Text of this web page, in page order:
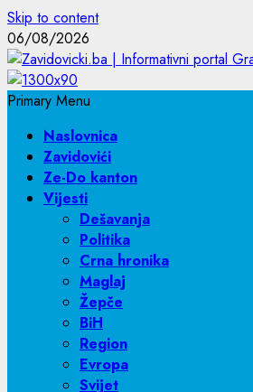
Skip to content
06/08/2026
Primary Menu
Naslovnica
Zavidovići
Ze-Do kanton
Vijesti
Dešavanja
Politika
Crna hronika
Maglaj
Žepče
BiH
Region
Evropa
Svijet